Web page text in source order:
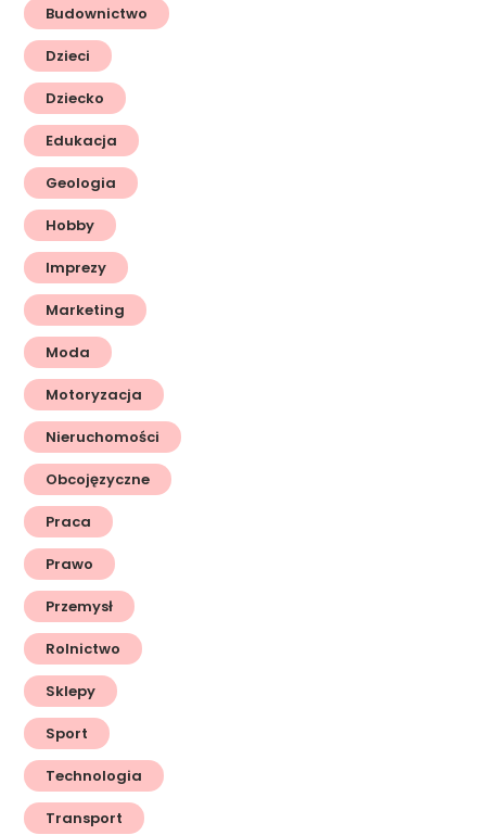
Budownictwo
Dzieci
Dziecko
Edukacja
Geologia
Hobby
Imprezy
Marketing
Moda
Motoryzacja
Nieruchomości
Obcojęzyczne
Praca
Prawo
Przemysł
Rolnictwo
Sklepy
Sport
Technologia
Transport